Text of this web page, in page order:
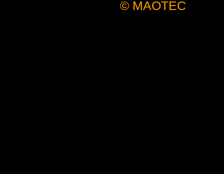
© MAOTEC